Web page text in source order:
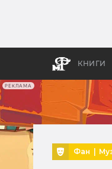
РЕКЛАМА
КНИГИ
Фан